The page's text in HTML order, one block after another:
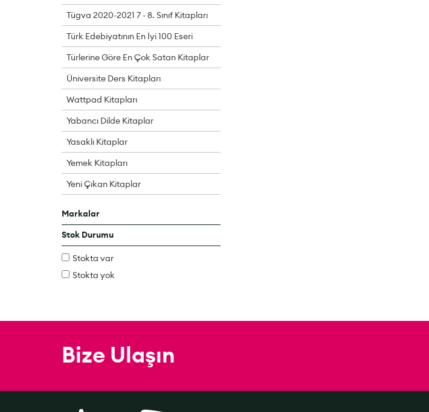
Tügva 2020-2021 7 - 8. Sınıf Kitapları
Türk Edebiyatının En İyi 100 Eseri
Türlerine Göre En Çok Satan Kitaplar
Üniversite Ders Kitapları
Wattpad Kitapları
Yabancı Dilde Kitaplar
Yasaklı Kitaplar
Yemek Kitapları
Yeni Çıkan Kitaplar
Markalar
Stok Durumu
Stokta var
Stokta yok
Bize Ulaşın